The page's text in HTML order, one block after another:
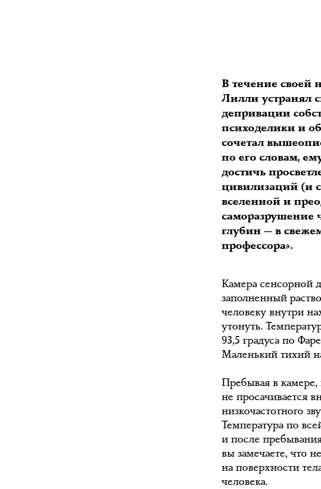
В течение своей
Лилли устранял
депривации
психоделики и
сочетал
по его словам,
достичь
цивилизаций (и
вселенной и
саморазрушение
глубин — в
профессора».
Камера сенсорной
заполненный
человеку внутри
утонуть.
93,5 градуса по
Маленький тихий
Пребывая в камере,
не просачивается
низкочастотного
Температура по
и после
вы замечаете, что
на поверхности
человека.